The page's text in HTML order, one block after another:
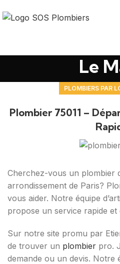
Le
PLOMBIERS PAR
Plombier 75011 –
Cherchez-vous un plombier
arrondissement de Paris?
vous aider. Notre équipe
propose un service rapide et
Sur notre site promu par
de trouver un plombier pro.
demande ou un devis. Notre